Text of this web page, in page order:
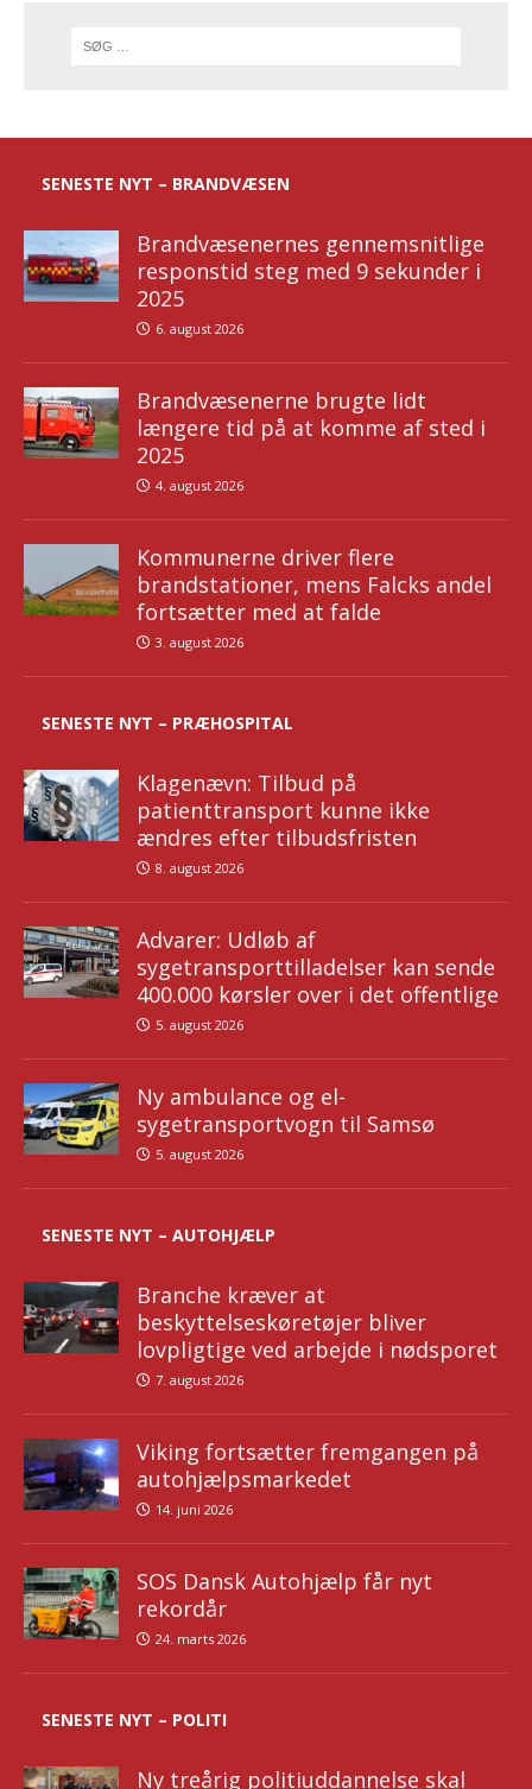
SENESTE NYT – BRANDVÆSEN
Brandvæsenernes gennemsnitlige
responstid steg med 9 sekunder i
2025
6. august 2026
Brandvæsenerne brugte lidt
længere tid på at komme af sted i
2025
4. august 2026
Kommunerne driver flere
brandstationer, mens Falcks andel
fortsætter med at falde
3. august 2026
SENESTE NYT – PRÆHOSPITAL
Klagenævn: Tilbud på
patienttransport kunne ikke
ændres efter tilbudsfristen
8. august 2026
Advarer: Udløb af
sygetransporttilladelser kan sende
400.000 kørsler over i det offentlige
5. august 2026
Ny ambulance og el-
sygetransportvogn til Samsø
5. august 2026
SENESTE NYT – AUTOHJÆLP
Branche kræver at
beskyttelseskøretøjer bliver
lovpligtige ved arbejde i nødsporet
7. august 2026
Viking fortsætter fremgangen på
autohjælpsmarkedet
14. juni 2026
SOS Dansk Autohjælp får nyt
rekordår
24. marts 2026
SENESTE NYT – POLITI
Ny treårig politiuddannelse skal